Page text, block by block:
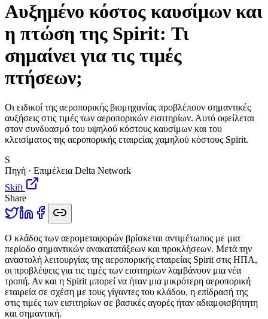
Αυξημένο κόστος καυσίμων και
η πτώση της Spirit: Τι
σημαίνει για τις τιμές
πτήσεων;
Οι ειδικοί της αεροπορικής βιομηχανίας προβλέπουν σημαντικές
αυξήσεις στις τιμές των αεροπορικών εισιτηρίων. Αυτό οφείλεται
στον συνδυασμό του υψηλού κόστους καυσίμων και του
κλεισίματος της αεροπορικής εταιρείας χαμηλού κόστους Spirit.
S
Πηγή · Επιμέλεια Delta Network
Skift
Share
Ο κλάδος των αερομεταφορών βρίσκεται αντιμέτωπος με μια
περίοδο σημαντικών ανακατατάξεων και προκλήσεων. Μετά την
αναστολή λειτουργίας της αεροπορικής εταιρείας Spirit στις ΗΠΑ,
οι προβλέψεις για τις τιμές των εισιτηρίων λαμβάνουν μια νέα
τροπή. Αν και η Spirit μπορεί να ήταν μια μικρότερη αεροπορική
εταιρεία σε σχέση με τους γίγαντες του κλάδου, η επίδρασή της
στις τιμές των εισιτηρίων σε βασικές αγορές ήταν αδιαμφισβήτητη
και σημαντική.